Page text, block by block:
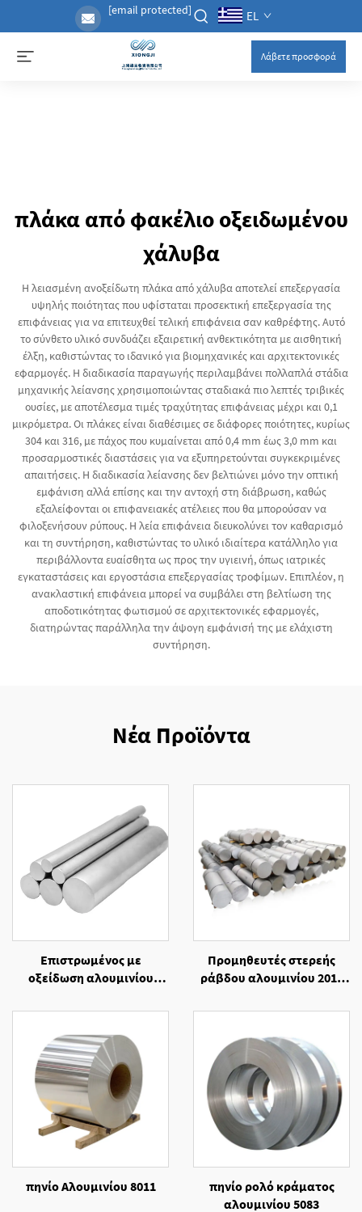
[email protected] EL
Λάβετε προσφορά
πλάκα από φακέλιο οξειδωμένου
χάλυβα
Η λειασμένη ανοξείδωτη πλάκα από χάλυβα αποτελεί επεξεργασία
υψηλής ποιότητας που υφίσταται προσεκτική επεξεργασία της
επιφάνειας για να επιτευχθεί τελική επιφάνεια σαν καθρέφτης. Αυτό
το σύνθετο υλικό συνδυάζει εξαιρετική ανθεκτικότητα με αισθητική
έλξη, καθιστώντας το ιδανικό για βιομηχανικές και αρχιτεκτονικές
εφαρμογές. Η διαδικασία παραγωγής περιλαμβάνει πολλαπλά στάδια
μηχανικής λείανσης χρησιμοποιώντας σταδιακά πιο λεπτές τριβικές
ουσίες, με αποτέλεσμα τιμές τραχύτητας επιφάνειας μέχρι και 0,1
μικρόμετρα. Οι πλάκες είναι διαθέσιμες σε διάφορες ποιότητες, κυρίως
304 και 316, με πάχος που κυμαίνεται από 0,4 mm έως 3,0 mm και
προσαρμοστικές διαστάσεις για να εξυπηρετούνται συγκεκριμένες
απαιτήσεις. Η διαδικασία λείανσης δεν βελτιώνει μόνο την οπτική
εμφάνιση αλλά επίσης και την αντοχή στη διάβρωση, καθώς
εξαλείφονται οι επιφανειακές ατέλειες που θα μπορούσαν να
φιλοξενήσουν ρύπους. Η λεία επιφάνεια διευκολύνει τον καθαρισμό
και τη συντήρηση, καθιστώντας το υλικό ιδιαίτερα κατάλληλο για
περιβάλλοντα ευαίσθητα ως προς την υγιεινή, όπως ιατρικές
εγκαταστάσεις και εργοστάσια επεξεργασίας τροφίμων. Επιπλέον, η
ανακλαστική επιφάνεια μπορεί να συμβάλει στη βελτίωση της
αποδοτικότητας φωτισμού σε αρχιτεκτονικές εφαρμογές,
διατηρώντας παράλληλα την άψογη εμφάνισή της με ελάχιστη
συντήρηση.
Νέα Προϊόντα
Επιστρωμένος με
οξείδωση αλουμινίου
στρογγυλής διατομής
Προμηθευτές στερεής
ράβδου αλουμινίου 2014
πηνίο Αλουμινίου 8011
πηνίο ρολό κράματος
αλουμινίου 5083